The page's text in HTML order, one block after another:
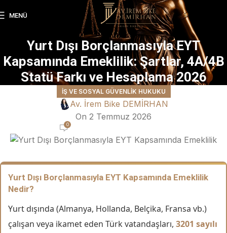
MENÜ
Yurt Dışı Borçlanmasıyla EYT
Kapsamında Emeklilik: Şartlar, 4A/4B
Statü Farkı ve Hesaplama 2026
İŞ VE SOSYAL GÜVENLIK HUKUKU
Av. İrem Bike DEMİRHAN
On 2 Temmuz 2026
0
Yurt Dışı Borçlanmasıyla EYT Kapsamında Emeklilik
Nedir?
Yurt dışında (Almanya, Hollanda, Belçika, Fransa vb.)
çalışan veya ikamet eden Türk vatandaşları, 3201 sayılı